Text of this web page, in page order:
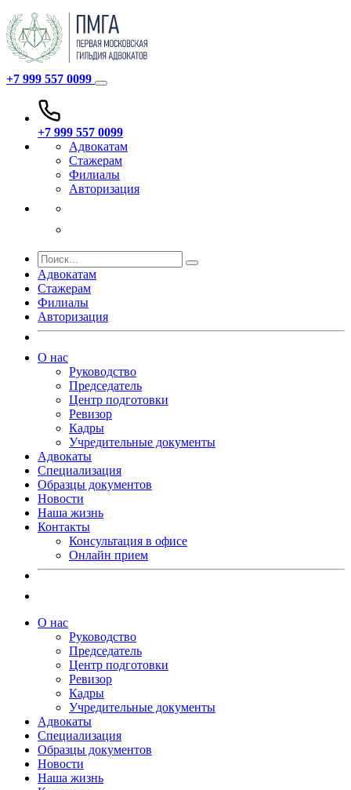
+7 999 557 0099
+7 999 557 0099
Адвокатам
Стажерам
Филиалы
Авторизация
Адвокатам
Стажерам
Филиалы
Авторизация
О нас
Руководство
Председатель
Центр подготовки
Ревизор
Кадры
Учредительные документы
Адвокаты
Специализация
Образцы документов
Новости
Наша жизнь
Контакты
Консультация в офисе
Онлайн прием
О нас
Руководство
Председатель
Центр подготовки
Ревизор
Кадры
Учредительные документы
Адвокаты
Специализация
Образцы документов
Новости
Наша жизнь